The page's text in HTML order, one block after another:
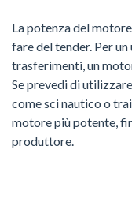
La potenza del
fare del tender. Per
trasferimenti, un
Se prevedi di
come sci nautico o
motore più potente,
produttore.